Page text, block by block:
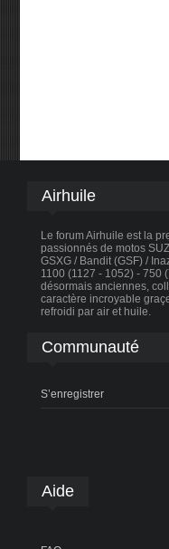
Airhuile
Le forum Airhuile est la
passionnés de motos
GSXG / Bandit (GSF) /
1100 (1127 - 1052) - 750
désormais anciennes,
caractère incroyable
refroidi par air et huile.
Communauté
S’enregistrer
Aide